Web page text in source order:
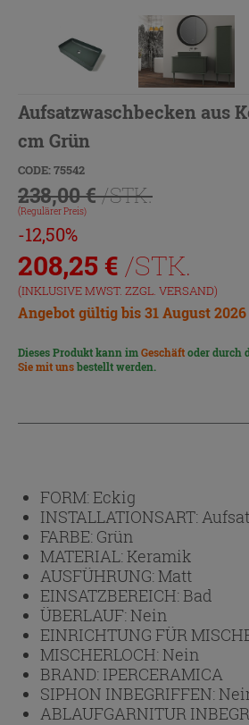
Aufsatzwaschbecken aus
cm Grün
CODE: 75542
238,00 €/STK.
(Regulärer Preis)
-12,50%
208,25 € /STK.
(INKLUSIVE MWST. ZZGL. VERSAND)
Angebot gültig bis 31 August 2026
Dieses Produkt kann imGeschäftoder durch
Sie mit unsbestellt werden.
FORM:Eckig
INSTALLATIONSART:
FARBE: Grün
MATERIAL:Keramik
AUSFÜHRUNG:Matt
EINSATZBEREICH:Bad
ÜBERLAUF:Nein
EINRICHTUNG FÜR
MISCHERLOCH:Nein
BRAND: IPERCERAMICA
SIPHON INBEGRIFFEN:
ABLAUFGARNITUR